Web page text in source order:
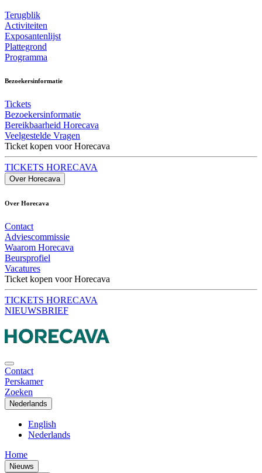
Terugblik
Activiteiten
Exposantenlijst
Plattegrond
Programma
Bezoekersinformatie
Tickets
Bezoekersinformatie
Bereikbaarheid Horecava
Veelgestelde Vragen
Ticket kopen voor Horecava
TICKETS HORECAVA
Over Horecava
Over Horecava
Contact
Adviescommissie
Waarom Horecava
Beursprofiel
Vacatures
Ticket kopen voor Horecava
TICKETS HORECAVA
NIEUWSBRIEF
Contact
Perskamer
Zoeken
Nederlands
English
Nederlands
Home
Nieuws